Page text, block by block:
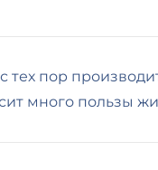
тех пор
много пользы